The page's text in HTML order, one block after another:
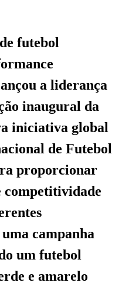
futebol
a liderança
inaugural da
iniciativa global
de Futebol
proporcionar
campanha
um futebol
e amarelo